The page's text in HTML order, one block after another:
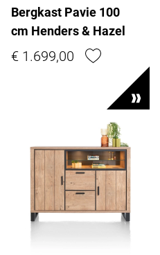
Bergkast Pavie 100
cm Henders & Hazel
€ 1.699,00